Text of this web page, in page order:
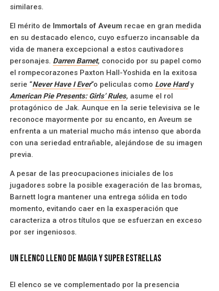
similares.
El mérito de Immortals of Aveum recae en gran medida
en su destacado elenco, cuyo esfuerzo incansable da
vida de manera excepcional a estos cautivadores
personajes. Darren Barnet, conocido por su papel como
el rompecorazones Paxton Hall-Yoshida en la exitosa
serie “Never Have I Ever“o peliculas como Love Hardy
American Pie Presents: Girls’ Rules, asume el rol
protagónico de Jak. Aunque en la serie televisiva se le
reconoce mayormente por su encanto, en Aveum se
enfrenta a un material mucho más intenso que aborda
con una seriedad entrañable, alejándose de su imagen
previa.
A pesar de las preocupaciones iniciales de los
jugadores sobre la posible exageración de las bromas,
Barnett logra mantener una entrega sólida en todo
momento, evitando caer en la exasperación que
caracteriza a otros títulos que se esfuerzan en exceso
por ser ingeniosos.
Un Elenco Lleno De Magia y Super Estrellas
El elenco se ve complementado por la presencia